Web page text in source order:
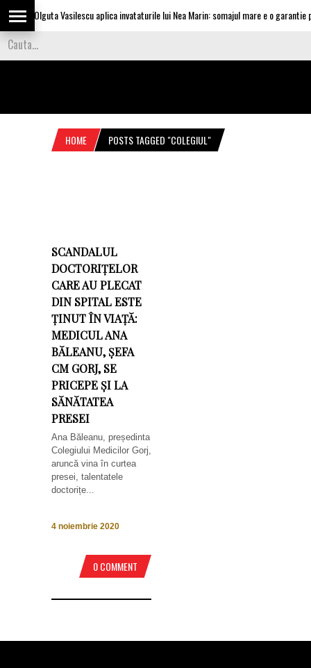
Olguta Vasilescu aplica invataturile lui Nea Marin: somajul mare e o garantie
HOME POSTS TAGGED "COLEGIUL"
SCANDALUL
DOCTORIȚELOR
CARE AU PLECAT
DIN SPITAL ESTE
ȚINUT ÎN VIAȚĂ:
MEDICUL ANA
BĂLEANU, ȘEFA
CM GORJ, SE
PRICEPE ȘI LA
SĂNĂTATEA
PRESEI
Ana Băleanu, președinta
Colegiului Medicilor Gorj,
aruncă vina în curtea
presei, talentatele
doctorițe...
4 noiembrie 2020
0 COMMENT